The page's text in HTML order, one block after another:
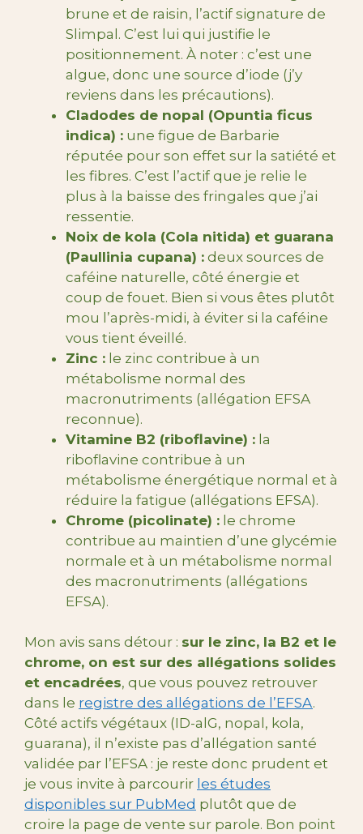
brune et de raisin, l’actif signature de
Slimpal. C’est lui qui justifie le
positionnement. À noter : c’est une
algue, donc une source d’iode (j’y
reviens dans les précautions).
Cladodes de nopal (Opuntia ficus
indica) : une figue de Barbarie
réputée pour son effet sur la satiété et
les fibres. C’est l’actif que je relie le
plus à la baisse des fringales que j’ai
ressentie.
Noix de kola (Cola nitida) et guarana
(Paullinia cupana) : deux sources de
caféine naturelle, côté énergie et
coup de fouet. Bien si vous êtes plutôt
mou l’après-midi, à éviter si la caféine
vous tient éveillé.
Zinc : le zinc contribue à un
métabolisme normal des
macronutriments (allégation EFSA
reconnue).
Vitamine B2 (riboflavine) : la
riboflavine contribue à un
métabolisme énergétique normal et à
réduire la fatigue (allégations EFSA).
Chrome (picolinate) : le chrome
contribue au maintien d’une glycémie
normale et à un métabolisme normal
des macronutriments (allégations
EFSA).
Mon avis sans détour : sur le zinc, la B2 et le
chrome, on est sur des allégations solides
et encadrées, que vous pouvez retrouver
dans le registre des allégations de l’EFSA.
Côté actifs végétaux (ID-alG, nopal, kola,
guarana), il n’existe pas d’allégation santé
validée par l’EFSA : je reste donc prudent et
je vous invite à parcourir les études
disponibles sur PubMed plutôt que de
croire la page de vente sur parole. Bon point